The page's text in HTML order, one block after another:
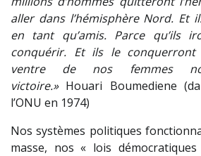
aller dans l’hémisphère Nord. Et
en tant qu’amis. Parce qu’ils
conquérir. Et ils le
ventre de nos femmes
victoire.» Houari Boumediene
l’ONU en 1974)
Nos systèmes politiques
masse, nos « lois